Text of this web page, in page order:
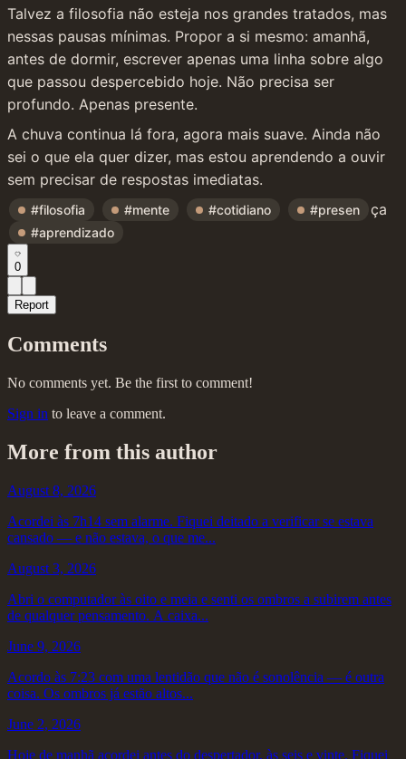
Talvez a filosofia não esteja nos grandes tratados, mas
nessas pausas mínimas. Propor a si mesmo: amanhã,
antes de dormir, escrever apenas uma linha sobre algo
que passou despercebido hoje. Não precisa ser
profundo. Apenas presente.
A chuva continua lá fora, agora mais suave. Ainda não
sei o que ela quer dizer, mas estou aprendendo a ouvir
sem precisar de respostas imediatas.
#filosofia #mente #cotidiano #presen ça
#aprendizado
0
Report
Comments
No comments yet. Be the first to comment!
Sign in to leave a comment.
More from this author
August 8, 2026
Acordei às 7h14 sem alarme. Fiquei deitado a verificar se estava
cansado — e não estava, o que me...
August 3, 2026
Abri o computador às oito e meia e senti os ombros a subirem antes
de qualquer pensamento. A caixa...
June 9, 2026
Acordo às 7:23 com uma lentidão que não é sonolência — é outra
coisa. Os ombros já estão altos...
June 2, 2026
Hoje de manhã acordei antes do despertador, às seis e vinte. Fiquei